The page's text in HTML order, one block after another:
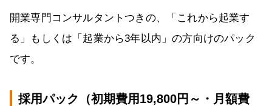
開業専門コンサルタントつきの、「これから起業す
る」もしくは「起業から3年以内」の方向けのパック
です。
採用パック（初期費用19,800円～・月額費